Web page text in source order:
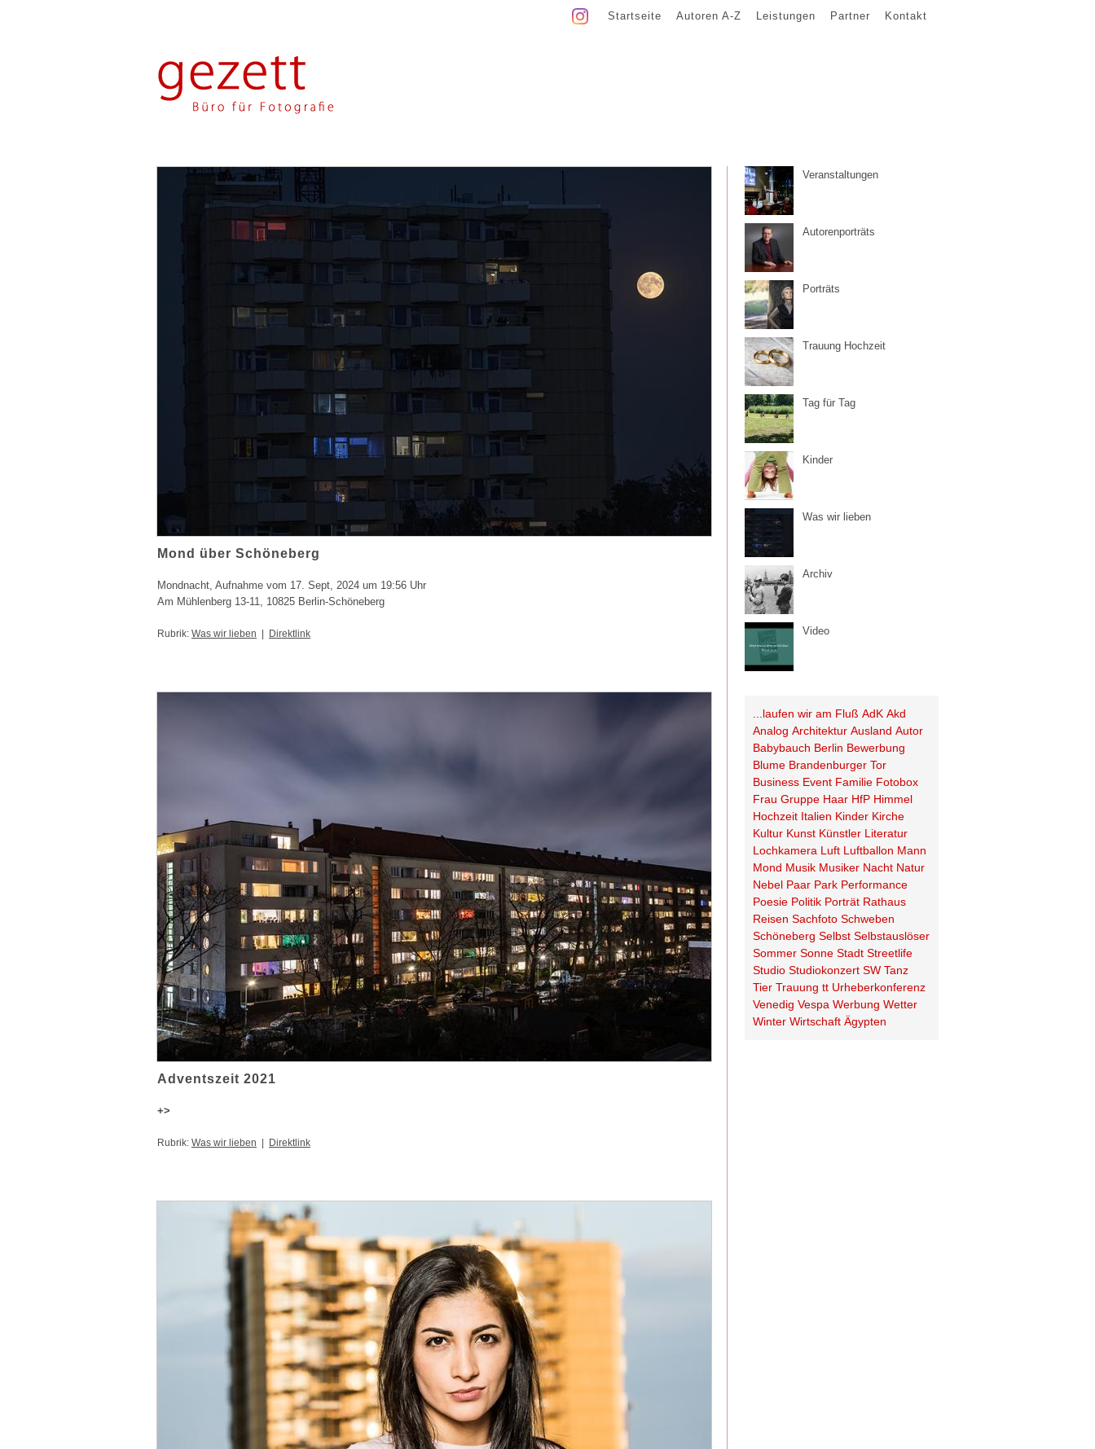
Startseite Autoren A-Z Leistungen Partner Kontakt
Mond über Schöneberg
Mondnacht, Aufnahme vom 17. Sept, 2024 um 19:56 Uhr
Am Mühlenberg 13-11, 10825 Berlin-Schöneberg
Rubrik: Was wir lieben Direktlink
Adventszeit 2021
+>
Rubrik: Was wir lieben Direktlink
Veranstaltungen
Autorenporträts
Porträts
Trauung Hochzeit
Tag für Tag
Kinder
Was wir lieben
Archiv
Video
...laufen wir am Fluß AdK Akd
Analog Architektur Ausland Autor
Babybauch Berlin Bewerbung
Blume Brandenburger Tor
Business Event Familie Fotobox
Frau Gruppe Haar HfP Himmel
Hochzeit Italien Kinder Kirche
Kultur Kunst Künstler Literatur
Lochkamera Luft Luftballon Mann
Mond Musik Musiker Nacht Natur
Nebel Paar Park Performance
Poesie Politik Porträt Rathaus
Reisen Sachfoto Schweben
Schöneberg Selbst Selbstauslöser
Sommer Sonne Stadt Streetlife
Studio Studiokonzert SW Tanz
Tier Trauung tt Urheberkonferenz
Venedig Vespa Werbung Wetter
Winter Wirtschaft Ägypten